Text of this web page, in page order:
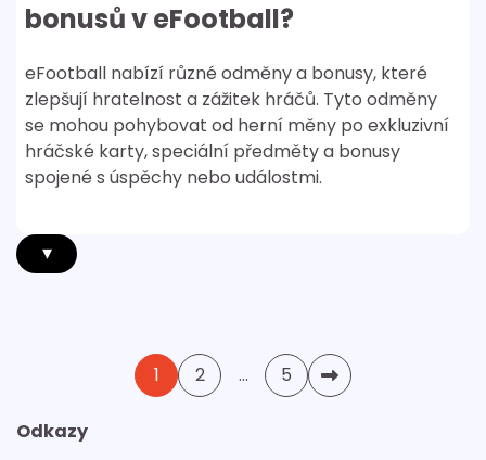
bonusů v eFootball?
eFootball nabízí různé odměny a bonusy, které
zlepšují hratelnost a zážitek hráčů. Tyto odměny
se mohou pohybovat od herní měny po exkluzivní
hráčské karty, speciální předměty a bonusy
spojené s úspěchy nebo událostmi.
▾
1 2 … 5
Odkazy